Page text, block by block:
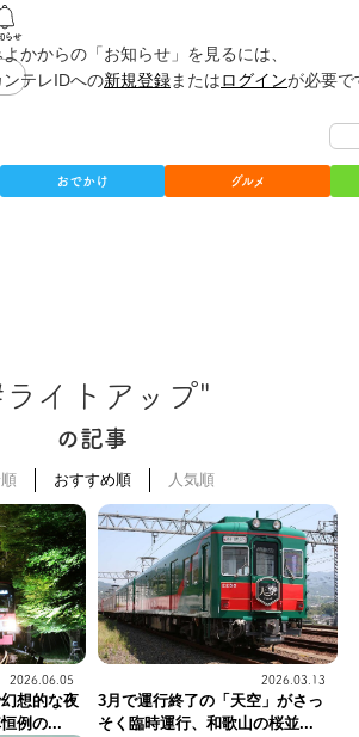
よかからの「お知らせ」を見るには、
ンテレIDへの新規登録またはログインが必要
おでかけ グルメ
イトアップ"
の記事
おすすめ順 人気順
2026.06.05
想的な夜
例の...
2026.03.13
3月で運行終了の「天空」がさっ
そく臨時運行、和歌山の桜並...